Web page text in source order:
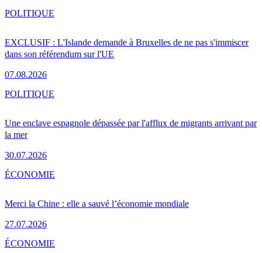
EXCLUSIF : L'Islande demande à Bruxelles de ne pas s'immiscer
dans son référendum sur l'UE
07.08.2026
POLITIQUE
Une enclave espagnole dépassée par l'afflux de migrants arrivant par
la mer
30.07.2026
POLITIQUE
Merci la Chine : elle a sauvé l’économie mondiale
27.07.2026
ÉCONOMIE
ÉCONOMIE